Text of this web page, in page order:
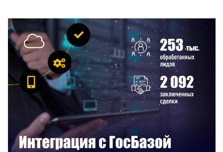
Смотреть проект